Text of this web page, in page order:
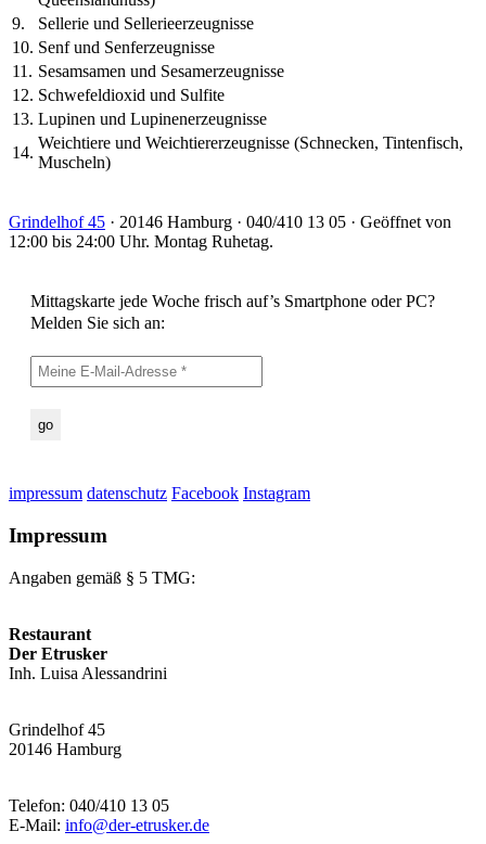
9.
Sellerie und Sellerieerzeugnisse
10. Senf und Senferzeugnisse
11. Sesamsamen und Sesamerzeugnisse
12. Schwefeldioxid und Sulfite
13. Lupinen und Lupinenerzeugnisse
14.
Weichtiere und Weichtiererzeugnisse (Schnecken, Tintenfisch,
Muscheln)
Grindelhof 45 · 20146 Hamburg · 040/410 13 05 · Geöffnet von
12:00 bis 24:00 Uhr. Montag Ruhetag.
Mittagskarte jede Woche frisch auf’s Smartphone oder PC?
Melden Sie sich an:
impressum datenschutz Facebook Instagram
Impressum
Angaben gemäß § 5 TMG:
Restaurant
Der Etrusker
Inh. Luisa Alessandrini
Grindelhof 45
20146 Hamburg
Telefon: 040/410 13 05
E-Mail: info@der-etrusker.de